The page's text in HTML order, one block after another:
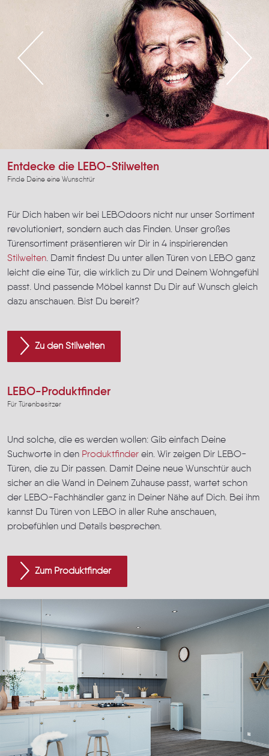
Entdecke die LEBO-Stilwelten
Finde Deine eine Wunschtür
Für Dich haben wir bei LEBOdoors nicht nur unser Sortiment
revolutioniert, sondern auch das Finden. Unser großes
Türensortiment präsentieren wir Dir in 4 inspirierenden
Stilwelten. Damit findest Du unter allen Türen von LEBO ganz
leicht die eine Tür, die wirklich zu Dir und Deinem Wohngefühl
passt. Und passende Möbel kannst Du Dir auf Wunsch gleich
dazu anschauen. Bist Du bereit?
Zu den Stilwelten
LEBO-Produktfinder
Für Türenbesitzer
Und solche, die es werden wollen: Gib einfach Deine
Suchworte in den Produktfinder ein. Wir zeigen Dir LEBO-
Türen, die zu Dir passen. Damit Deine neue Wunschtür auch
sicher an die Wand in Deinem Zuhause passt, wartet schon
der LEBO-Fachhändler ganz in Deiner Nähe auf Dich. Bei ihm
kannst Du Türen von LEBO in aller Ruhe anschauen,
probefühlen und Details besprechen.
Zum Produktfinder